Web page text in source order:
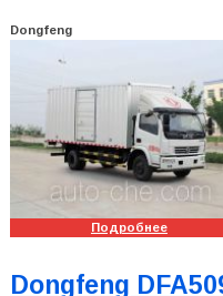
Dongfeng
Подробнее
Dongfeng